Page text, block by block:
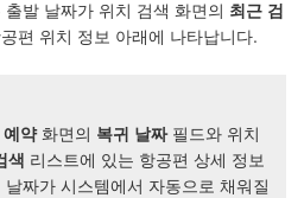
발 날짜가 위치 검색 화면의 최근 검
편 위치 정보 아래에 나타납니다.
예약화면의 복귀 날짜필드와 위치
색 리스트에 있는 항공편 상세 정보
짜가 시스템에서 자동으로 채워질